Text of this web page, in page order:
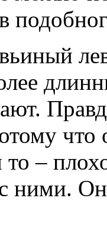
что
то –
ними.